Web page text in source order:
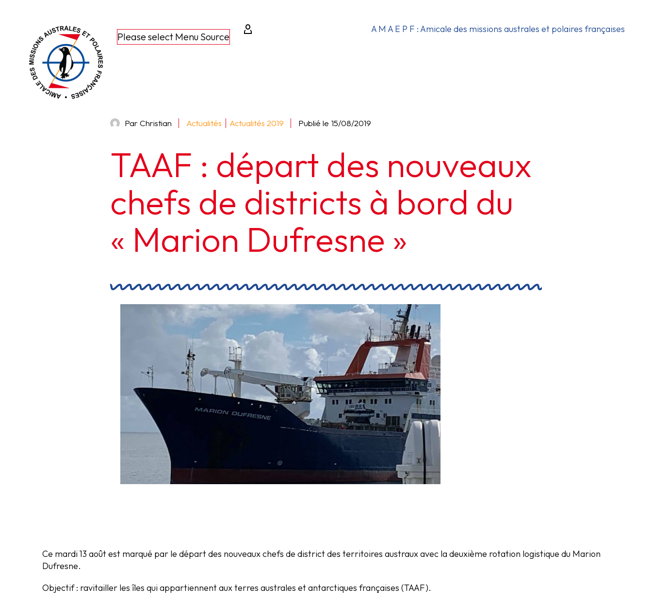
Please select Menu Source
A M A E P F : Amicale des missions australes et polaires françaises
Par Christian Actualités Actualités 2019 Publié le 15/08/2019
TAAF : départ des nouveaux
chefs de districts à bord du
« Marion Dufresne »
Ce mardi 13 août est marqué par le départ des nouveaux chefs de district des territoires austraux avec la deuxième rotation logistique du Marion
Dufresne.
Objectif : ravitailler les îles qui appartiennent aux terres australes et antarctiques françaises (TAAF).